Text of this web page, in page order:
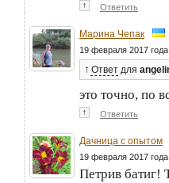
↑ Ответить
Марина Чепак
19 февраля 2017
↑ Ответ для
это точно, по
↑ Ответить
Дачница с опытом
19 февраля 2017
Петрив батиг!